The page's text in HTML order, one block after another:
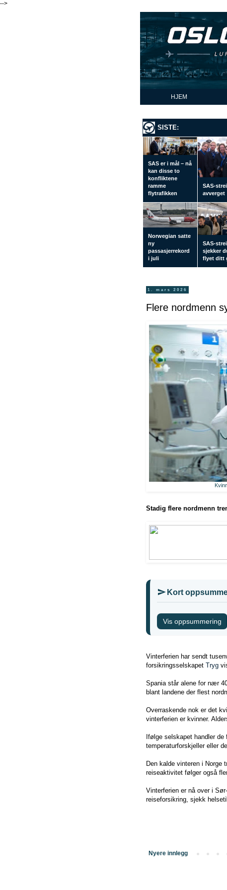
-->
HJEM
SISTE:
SAS er i mål – nå
kan disse to
konfliktene
ramme
flytrafikken
SAS-
avverget
Norwegian satte
ny
passasjerrekord
i juli
SAS-
sjekker
flyet ditt
1. mars 2026
Flere nordmenn
Stadig flere nordmenn
Kort
Vis oppsummering
Vinterferien har sendt
forsikringsselskapet Tryg
Spania står alene for nær
blant landene der flest
Overraskende nok er det
vinterferien er kvinner.
Ifølge selskapet handler
temperaturforskjeller eller
Den kalde vinteren i
reiseaktivitet følger også
Vinterferien er nå over i
reiseforsikring, sjekk
Nyere innlegg